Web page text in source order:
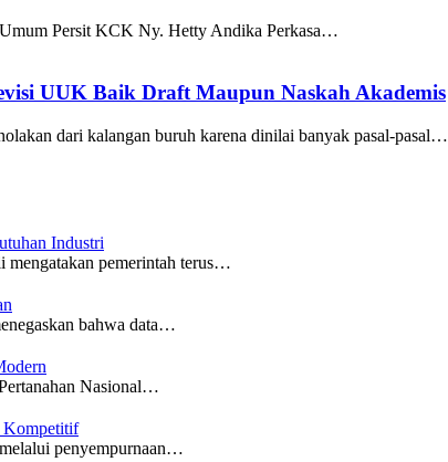
Persit KCK Ny. Hetty Andika Perkasa…
UUK Baik Draft Maupun Naskah Akademis
dari kalangan buruh karena dinilai banyak pasal-pasal…
Industri
pemerintah terus…
bahwa data…
Nasional…
Kompetitif
penyempurnaan…